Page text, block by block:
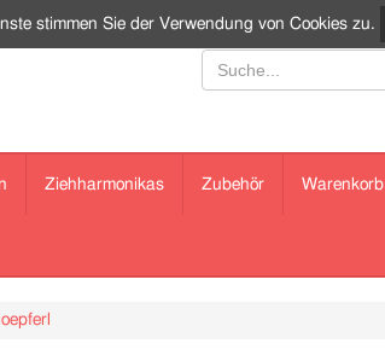
Ziehharmonikas Zubehör Warenkorb
stimmen Sie der Verwendung von Cookies zu.